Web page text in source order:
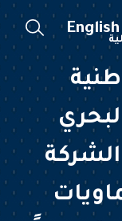
English